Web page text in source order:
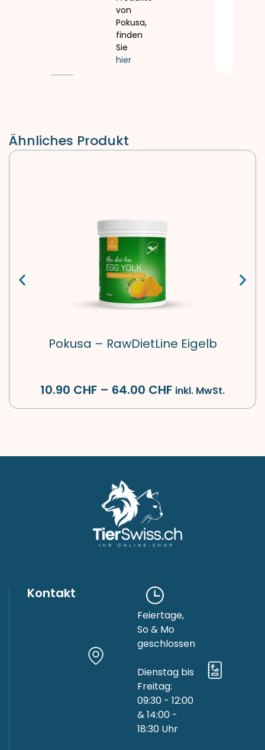
von
Pokusa,
finden
Sie
hier
Ähnliches Produkt
Pokusa – RawDietLine Eigelb
10.90 CHF – 64.00 CHF inkl. MwSt.
Kontakt
Feiertage,
So & Mo
geschlossen
Dienstag bis
Freitag:
09:30 - 12:00
& 14:00 -
18:30 Uhr